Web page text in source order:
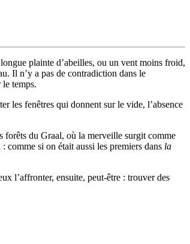
plainte d’abeilles, ou un vent moins froid,
Il n’y a pas de contradiction dans le
temps.
les fenêtres qui donnent sur le vide, l’absence
forêts du Graal, où la merveille surgit comme
comme si on était aussi les premiers dans la
l’affronter, ensuite, peut-être : trouver des